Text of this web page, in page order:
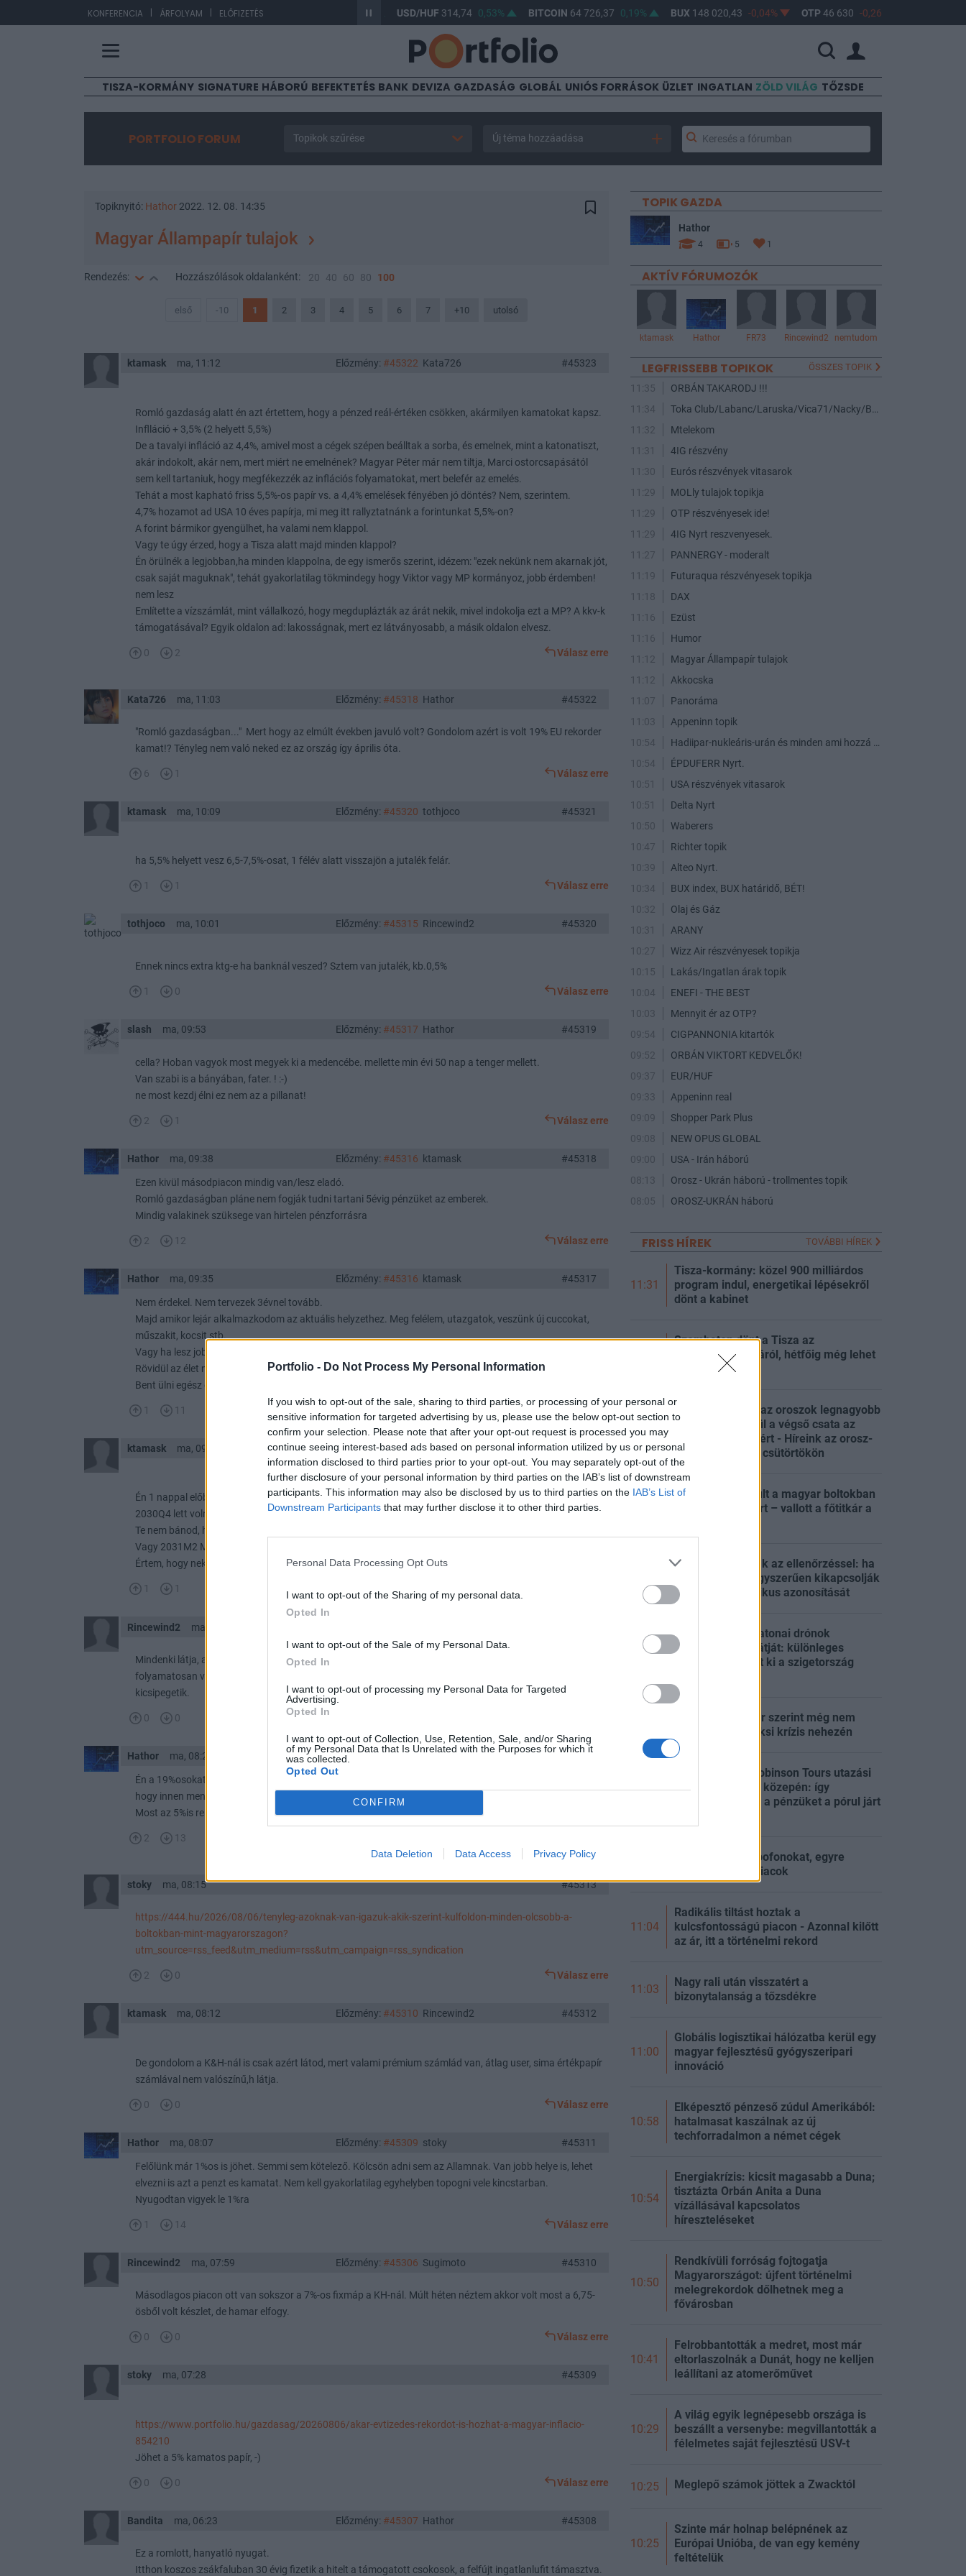
Portfolio - Do Not Process My Personal Information
If you wish to opt-out of the sale, sharing to third parties, or processing of your personal or
sensitive information for targeted advertising by us, please use the below opt-out section to
confirm your selection. Please note that after your opt-out request is processed you may
continue seeing interest-based ads based on personal information utilized by us or personal
information disclosed to third parties prior to your opt-out. You may separately opt-out of the
further disclosure of your personal information by third parties on the IAB’s list of downstream
participants. This information may also be disclosed by us to third parties on the IAB’s List of
Downstream Participants that may further disclose it to other third parties.
Personal Data Processing Opt Outs
I want to opt-out of the Sharing of my personal data.
Opted In
I want to opt-out of the Sale of my Personal Data.
Opted In
I want to opt-out of processing my Personal Data for Targeted
Advertising.
Opted In
I want to opt-out of Collection, Use, Retention, Sale, and/or Sharing
of my Personal Data that Is Unrelated with the Purposes for which it
was collected.
Opted Out
CONFIRM
Data Deletion Data Access Privacy Policy
KONFERENCIA | ÁRFOLYAM | ELŐFIZETÉSEUR/HUF USD/HUF314,74 0,53% BITCOIN 64 726,37 0,19% BUX 148 020,43 -0,04% OTP 46 630 -0,26%
TISZA-KORMÁNY SIGNATURE HÁBORÚ BEFEKTETÉS BANK DEVIZA GAZDASÁG GLOBÁL UNIÓS FORRÁSOK ÜZLET INGATLAN ZÖLD VILÁG TŐZSDE
PORTFOLIO FORUM Topikok szűrése Új téma hozzáadása
Topiknyitó: Hathor 2022. 12. 08. 14:35
Magyar Állampapír tulajok
Rendezés: Hozzászólások oldalanként: 20 40 60 80 100
első -10 1 2 3 4 5 6 7 +10 utolsó
ktamask ma, 11:12 Előzmény: #45322 Kata726 #45323
Romló gazdaság alatt én azt értettem, hogy a pénzed reál-értéken csökken, akármilyen kamatokat kapsz.
Inflláció + 3,5% (2 helyett 5,5%)
De a tavalyi infláció az 4,4%, amivel most a cégek szépen beálltak a sorba, és emelnek, mint a katonatiszt,
akár indokolt, akár nem, mert miért ne emelnének? Magyar Péter már nem tiltja, Marci ostorcsapásától
sem kell tartaniuk, hogy megfékezzék az inflációs folyamatokat, mert belefér az emelés.
Tehát a most kapható friss 5,5%-os papír vs. a 4,4% emelések fényében jó döntés? Nem, szerintem.
4,7% hozamot ad USA 10 éves papírja, mi meg itt rallyztatnánk a forintunkat 5,5%-on?
A forint bármikor gyengülhet, ha valami nem klappol.
Vagy te úgy érzed, hogy a Tisza alatt majd minden klappol?
Én örülnék a legjobban,ha minden klappolna, de egy ismerős szerint, idézem: "ezek nekünk nem akarnak jót,
csak saját maguknak", tehát gyakorlatilag tökmindegy hogy Viktor vagy MP kormányoz, jobb érdemben!
nem lesz
Említette a vízszámlát, mint vállalkozó, hogy megduplázták az árát nekik, mivel indokolja ezt a MP? A kkv-k
támogatásával? Egyik oldalon ad: lakosságnak, mert ez látványosabb, a másik oldalon elvesz.
0 2 Válasz erre
Kata726 ma, 11:03 Előzmény: #45318 Hathor #45322
"Romló gazdaságban..." Mert hogy az elmúlt években javuló volt? Gondolom azért is volt 19% EU rekorder
kamat!? Tényleg nem való neked ez az ország így április óta.
6 1 Válasz erre
ktamask ma, 10:09 Előzmény: #45320 tothjoco #45321
ha 5,5% helyett vesz 6,5-7,5%-osat, 1 félév alatt visszajön a jutalék felár.
1 1 Válasz erre
tothjoco ma, 10:01 Előzmény: #45315 Rincewind2 #45320
Ennek nincs extra ktg-e ha banknál veszed? Sztem van jutalék, kb.0,5%
1 0 Válasz erre
slash ma, 09:53 Előzmény: #45317 Hathor #45319
cella? Hoban vagyok most megyek ki a medencébe. mellette min évi 50 nap a tenger mellett.
Van szabi is a bányában, fater. ! :-)
ne most kezdj élni ez nem az a pillanat!
2 1 Válasz erre
Hathor ma, 09:38 Előzmény: #45316 ktamask #45318
Ezen kivül másodpiacon mindig van/lesz eladó.
Romló gazdaságban pláne nem fogják tudni tartani 5évig pénzüket az emberek.
Mindig valakinek szüksege van hirtelen pénzforrásra
2 12 Válasz erre
Hathor ma, 09:35 Előzmény: #45316 ktamask #45317
Nem érdekel. Nem tervezek 3évnel tovább.
Majd amikor lejár alkalmazkodom az aktuális helyzethez. Meg felélem, utazgatok, veszünk új cuccokat,
műszakit, kocsit stb.
Vagy ha lesz jobb befektetés átülök.
Rövidül az élet nem hosszabbodik. Élni kell azt.
Bent ülni egész évben egy cellában, meg hazamenni aludni nem élet
1 11 Válasz erre
ktamask ma, 09:16 Előzmény:#45314Hathor #45316
Én 1 nappal előbb nem adtam el a 19,1%-osokat, még utána 1 évig tartottam, hittem a csodában.
2030Q4 lett volna az ideális váltás, amit 2031Q1-re léptem meg, egy negyedév nem számít, 2 se.
Te nem bánod, hogy a 3 éveseket és főleg a 6,5-eket nem cserélted le 5 éves 7%-ra?
Vagy 2031M2 MÁP+ is pörgött még április 2-től.
Értem, hogy neked fájt volna a -1%, de azért mégiscsak hosszabb távúak lettek volna.
1 1
Rincewind2 ma, 09:14
Mindenki látja, akinek van KH banki értékpapír számlája, de csak munkaidőben van rajta készlet és
folyamatosan változik a vételek és eladások függvényében. Természetesen a jó papírokat hamar
kicsipegetik.
0 0
Hathor ma, 08:28 Előzmény:#45312ktamask #45314
Én a 19%osokat is ott vettem, amíg a többiek itt 7.9%ost vettek, na meg kitáraztatták az embereket innen,
hogy innen menekülni kell a 19%os kamarból, mert ellopják, meglátjuk nem fizetik ki.
Most az 5%is remek. Értem, +3% a real kamat. :))
2 13
stoky ma, 08:15 #45313
https://444.hu/2026/08/06/tenyleg-azoknak-van-igazuk-akik-szerint-kulfoldon-minden-olcsobb-a-
boltokban-mint-magyarorszagon?
utm_source=rss_feed&utm_medium=rss&utm_campaign=rss_syndication
2 0 Válasz erre
ktamask ma, 08:12 Előzmény: #45310 Rincewind2 #45312
De gondolom a K&H-nál is csak azért látod, mert valami prémium számlád van, átlag user, sima értékpapír
számlával nem valószínű,h látja.
0 0 Válasz erre
Hathor ma, 08:07 Előzmény: #45309 stoky #45311
Felőlünk már 1%os is jöhet. Semmi sem kötelező. Kölcsön adni sem az Allamnak. Van jobb helye is, lehet
elvezni is azt a penzt es kamatat. Nem kell gyakorlatilag egyhelyben topogni vele kincstarban.
Nyugodtan vigyek le 1%ra
1 14 Válasz erre
Rincewind2 ma, 07:59 Előzmény: #45306 Sugimoto #45310
Másodlagos piacon ott van sokszor a 7%-os fixmáp a KH-nál. Múlt héten néztem akkor volt most a 6,75-
ösből volt készlet, de hamar elfogy.
0 0 Válasz erre
stoky ma, 07:28 #45309
https://www.portfolio.hu/gazdasag/20260806/akar-evtizedes-rekordot-is-hozhat-a-magyar-inflacio-
854210
Jöhet a 5% kamatos papír, -)
0 0 Válasz erre
Bandita ma, 06:23 Előzmény: #45307 Hathor #45308
Ez a romlott, hanyatló nyugat.
Itthon koszos zsákfaluban 30 évig fizetik a hitelt a támogatott csokosok, a felfújt ingatlanlufit támasztva.
TOPIK GAZDA
Hathor
4 5 1
AKTÍV FÓRUMOZÓK
ktamask Hathor FR73 Rincewind2 nemtudom
LEGFRISSEBB TOPIKOK ÖSSZES TOPIK
11:35
ORBÁN TAKARODJ !!!
11:34
11:32
Mtelekom
11:31
4IG részvény
11:30
Eurós részvények vitasarok
11:29
MOLly tulajok topikja
11:29
OTP részvényesek ide!
11:29
4IG Nyrt reszvenyesek.
11:27
PANNERGY - moderalt
11:19
Futuraqua részvényesek topikja
11:18
DAX
11:16
Ezüst
11:16
Humor
11:12
Magyar Állampapír tulajok
11:12
Akkocska
11:07
Panoráma
11:03
Appeninn topik
10:54
10:54
ÉPDUFERR Nyrt.
10:51
USA részvények vitasarok
10:51
Delta Nyrt
10:50
Waberers
10:47
Richter topik
10:39
Alteo Nyrt.
10:34
BUX index, BUX határidő, BÉT!
10:32
Olaj és Gáz
10:31
ARANY
10:27
Wizz Air részvényesek topikja
10:15
Lakás/Ingatlan árak topik
10:04
ENEFI - THE BEST
10:03
Mennyit ér az OTP?
09:54
CIGPANNONIA kitartók
09:52
ORBÁN VIKTORT KEDVELŐK!
09:37
EUR/HUF
09:33
Appeninn real
09:09
Shopper Park Plus
09:08
NEW OPUS GLOBAL
09:00
USA - Irán háború
08:13
Orosz - Ukrán háború - trollmentes topik
08:05
OROSZ-UKRÁN háború
FRISS HÍREK TOVÁBBI HÍREK
11:31
Tisza-kormány: közel 900 milliárdos
program indul, energetikai lépésekről
dönt a kabinet
Szombaton dönt a Tisza az
államfőaspiránsáról, hétfőig még lehet
11:18
Két napja lángol az oroszok legnagyobb
finomítója, készül a végső csata az
ukrán erődvárosért - Híreink az orosz-
ukrán háborúból csütörtökön
Nagy roham indult a magyar boltokban
az ásványvízekért – vallott a főtitkár a
Nem szórakoznak az ellenőrzéssel: ha
beragad a sor, egyszerűen kikapcsolják
az EU új biometrikus azonosítását
11:12
Megoldották a katonai drónok
legnagyobb korlátját: különleges
rendszert próbált ki a szigetország
A volt MVM vezér szerint még nem
vagyunk túl a paksi krízis nehezén
11:06
Összeomlott a Robinson Tours utazási
iroda a főszezon közepén: így
kaphatják vissza a pénzüket a pórul járt
Kapja a forint a pofonokat, egyre
feszültebbek a piacok
11:04
Radikális tiltást hoztak a
kulcsfontosságú piacon - Azonnal kilőtt
az ár, itt a történelmi rekord
11:03
Nagy rali után visszatért a
bizonytalanság a tőzsdékre
11:00
Globális logisztikai hálózatba kerül egy
magyar fejlesztésű gyógyszeripari
innováció
10:58
Elképesztő pénzeső zúdul Amerikából:
hatalmasat kaszálnak az új
techforradalmon a német cégek
10:54
Energiakrízis: kicsit magasabb a Duna;
tisztázta Orbán Anita a Duna
vízállásával kapcsolatos
híreszteléseket
10:50
Rendkívüli forróság fojtogatja
Magyarországot: újfent történelmi
melegrekordok dőlhetnek meg a
fővárosban
10:41
Felrobbantották a medret, most már
eltorlaszolnák a Dunát, hogy ne kelljen
leállítani az atomerőművet
10:29
A világ egyik legnépesebb országa is
beszállt a versenybe: megvillantották a
félelmetes saját fejlesztésű USV-t
10:25 Meglepő számok jöttek a Zwacktól
10:25
Szinte már holnap belépnének az
Európai Unióba, de van egy kemény
feltételük